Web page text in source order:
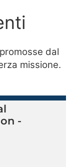
dal
missione.
-